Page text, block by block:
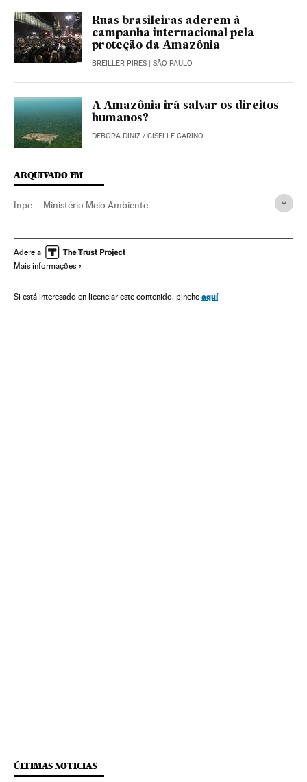
Ruas brasileiras aderem à
campanha internacional pela
proteção da Amazônia
BREILLER PIRES | SÃO PAULO
A Amazônia irá salvar os direitos
humanos?
DEBORA DINIZ / GISELLE CARINO
ARQUIVADO EM
Inpe Ministério Meio Ambiente
Desmatamento Amazônia
Incêndios florestais
Incêndios Presidência Brasil Mudança climática
Adere a
Mais informações
Si está interesado en licenciar este contenido, pinche aquí
ÚLTIMAS NOTICIAS